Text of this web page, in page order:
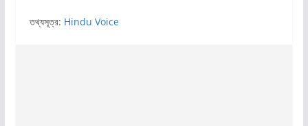
তথ্যসূত্র: Hindu Voice